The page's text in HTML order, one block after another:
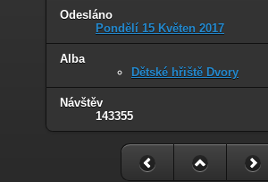
Odesláno
Pondělí 15 Květen 2017
Alba
Dětské hřiště Dvory
Návštěv
143355